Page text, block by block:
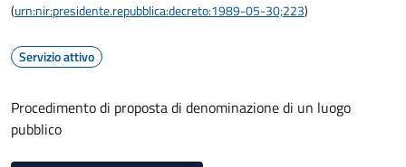
(urn:nir:presidente.repubblica:decreto:1989-05-30;223)
Servizio attivo
Procedimento di proposta di denominazione di un luogo
pubblico